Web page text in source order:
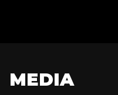
MEDIA